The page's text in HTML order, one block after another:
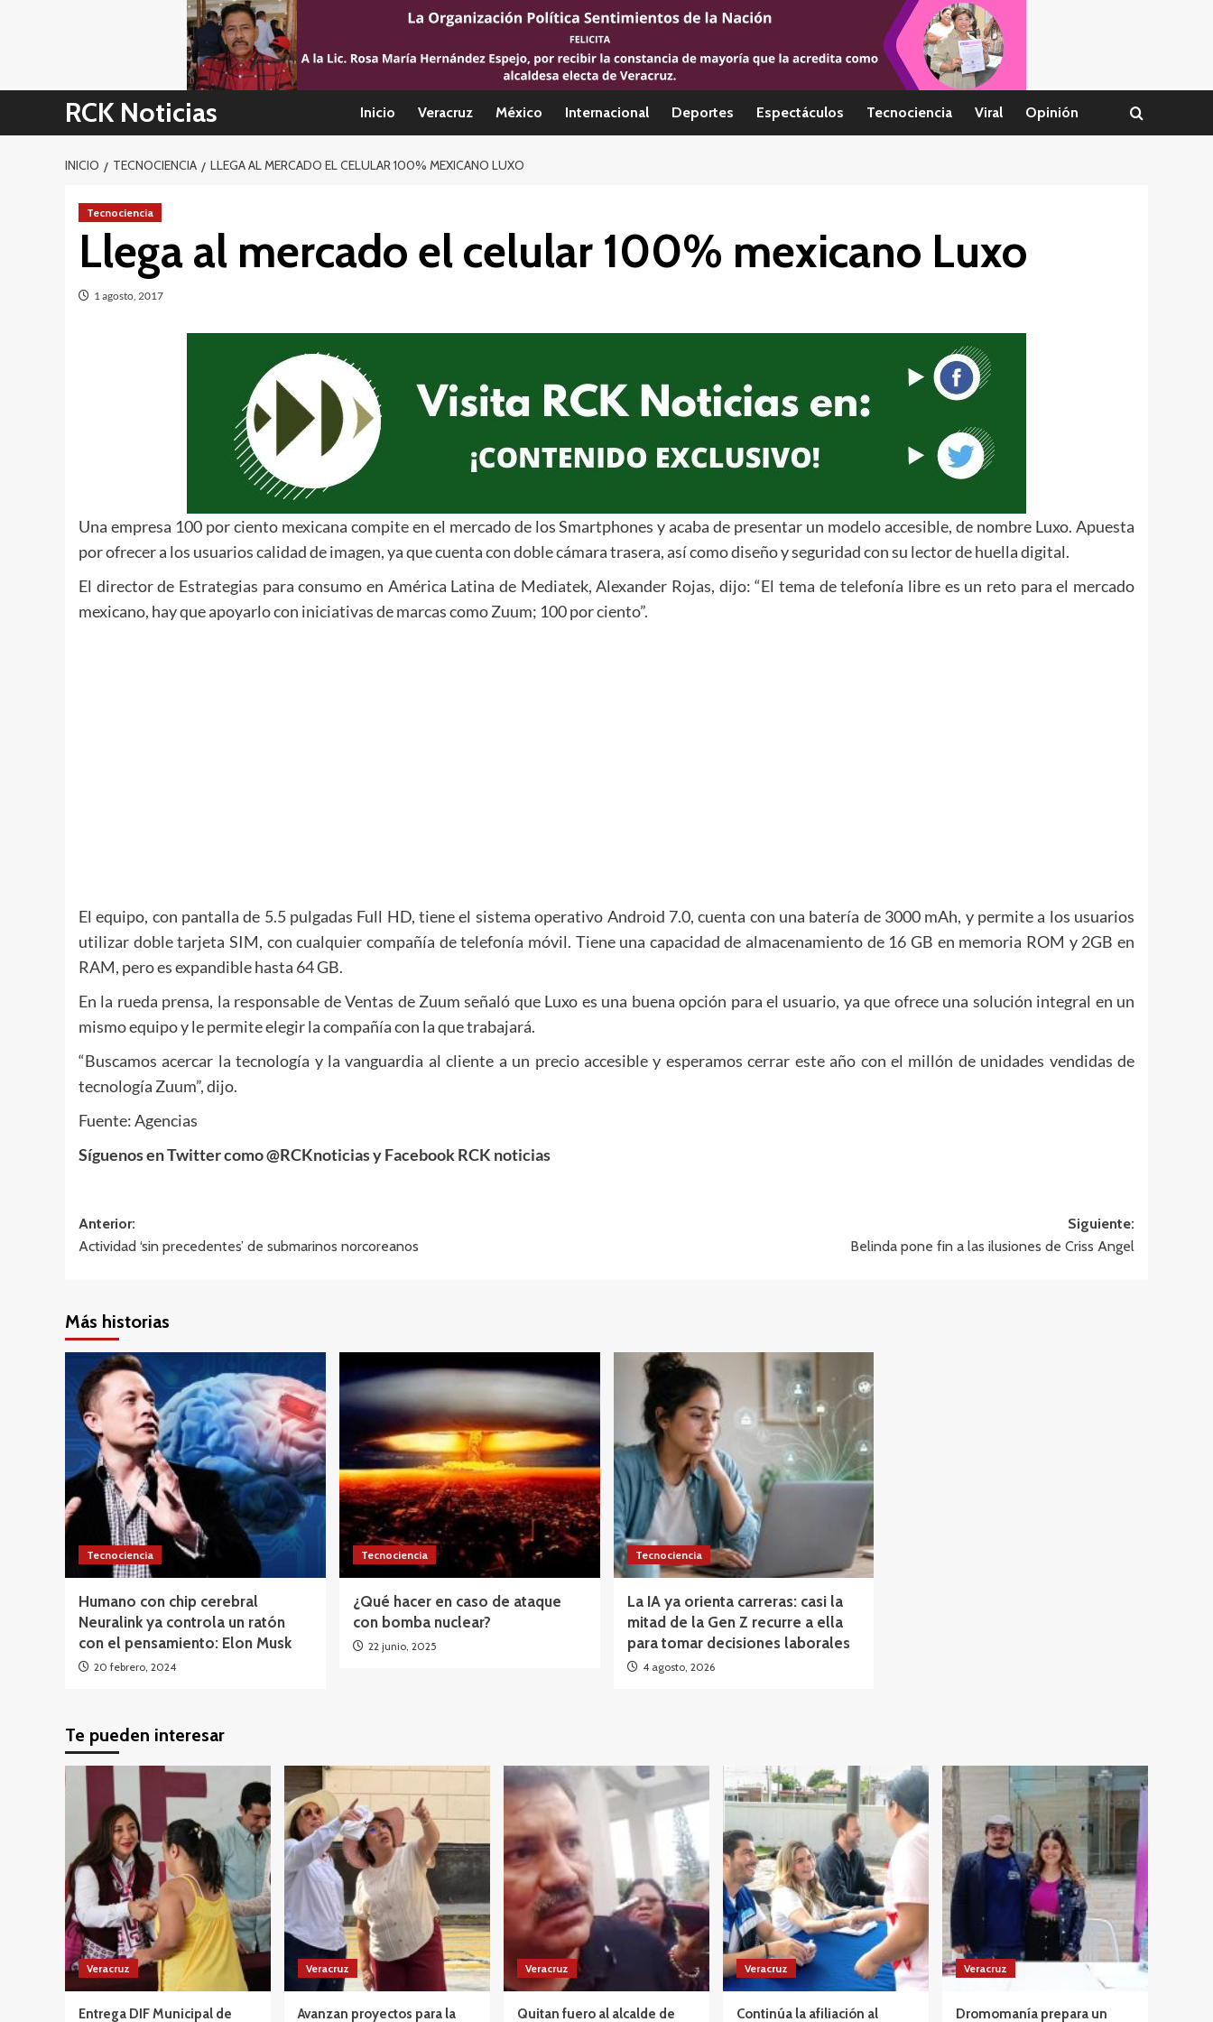
RCK Noticias Inicio Veracruz México Internacional Deportes Espectáculos Tecnociencia Viral Opinión
INICIO TECNOCIENCIA LLEGA AL MERCADO EL CELULAR 100% MEXICANO LUXO
Tecnociencia
Llega al mercado el celular 100% mexicano Luxo
1 agosto, 2017
Una empresa 100 por ciento mexicana compite en el mercado de los Smartphones y acaba de presentar un modelo accesible, de nombre Luxo. Apuesta
por ofrecer a los usuarios calidad de imagen, ya que cuenta con doble cámara trasera, así como diseño y seguridad con su lector de huella digital.
El director de Estrategias para consumo en América Latina de Mediatek, Alexander Rojas, dijo: “El tema de telefonía libre es un reto para el mercado
mexicano, hay que apoyarlo con iniciativas de marcas como Zuum; 100 por ciento”.
El equipo, con pantalla de 5.5 pulgadas Full HD, tiene el sistema operativo Android 7.0, cuenta con una batería de 3000 mAh, y permite a los usuarios
utilizar doble tarjeta SIM, con cualquier compañía de telefonía móvil. Tiene una capacidad de almacenamiento de 16 GB en memoria ROM y 2GB en
RAM, pero es expandible hasta 64 GB.
En la rueda prensa, la responsable de Ventas de Zuum señaló que Luxo es una buena opción para el usuario, ya que ofrece una solución integral en un
mismo equipo y le permite elegir la compañía con la que trabajará.
“Buscamos acercar la tecnología y la vanguardia al cliente a un precio accesible y esperamos cerrar este año con el millón de unidades vendidas de
tecnología Zuum”, dijo.
Fuente: Agencias
Síguenos en Twitter como @RCKnoticias y Facebook RCK noticias
Navegación
de
Anterior:
Actividad ‘sin precedentes’ de submarinos norcoreanos
Siguiente:
Belinda pone fin a las ilusiones de Criss Angel
Más historias
Tecnociencia
Humano con chip cerebral
Neuralink ya controla un ratón
con el pensamiento: Elon Musk
20 febrero, 2024
Tecnociencia
¿Qué hacer en caso de ataque
con bomba nuclear?
22 junio, 2025
Tecnociencia
La IA ya orienta carreras: casi la
mitad de la Gen Z recurre a ella
para tomar decisiones laborales
4 agosto, 2026
Te pueden interesar
Veracruz
Entrega DIF Municipal de
Veracruz
Avanzan proyectos para la
Veracruz
Quitan fuero al alcalde de
Veracruz
Continúa la afiliación al
Veracruz
Dromomanía prepara un